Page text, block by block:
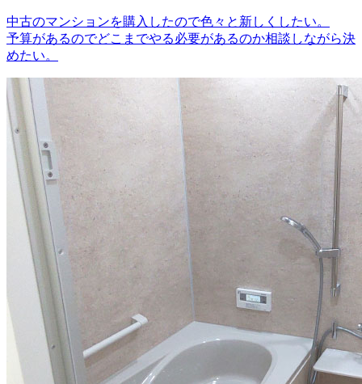
中古のマンションを購入したので色々と新しくしたい。
予算があるのでどこまでやる必要があるのか相談しながら決
めたい。